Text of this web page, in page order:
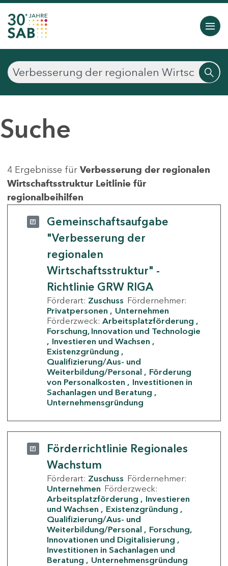
Suche
4 Ergebnisse für Verbesserung der regionalen
Wirtschaftsstruktur Leitlinie für
regionalbeihilfen
Gemeinschaftsaufgabe
"Verbesserung der
regionalen
Wirtschaftsstruktur" -
Richtlinie GRW RIGA
Förderart: Zuschuss Fördernehmer:
Privatpersonen
Unternehmen
Förderzweck: Arbeitsplatzförderung
Forschung, Innovation und Technologie
Investieren und Wachsen
Existenzgründung
Qualifizierung/Aus- und
Weiterbildung/Personal
Förderung
von Personalkosten
Investitionen in
Sachanlagen und Beratung
Unternehmensgründung
Förderrichtlinie Regionales
Wachstum
Förderart: Zuschuss Fördernehmer:
Unternehmen Förderzweck:
Arbeitsplatzförderung
Investieren
und Wachsen
Existenzgründung
Qualifizierung/Aus- und
Weiterbildung/Personal
Forschung,
Innovationen und Digitalisierung
Investitionen in Sachanlagen und
Beratung
Unternehmensgründung